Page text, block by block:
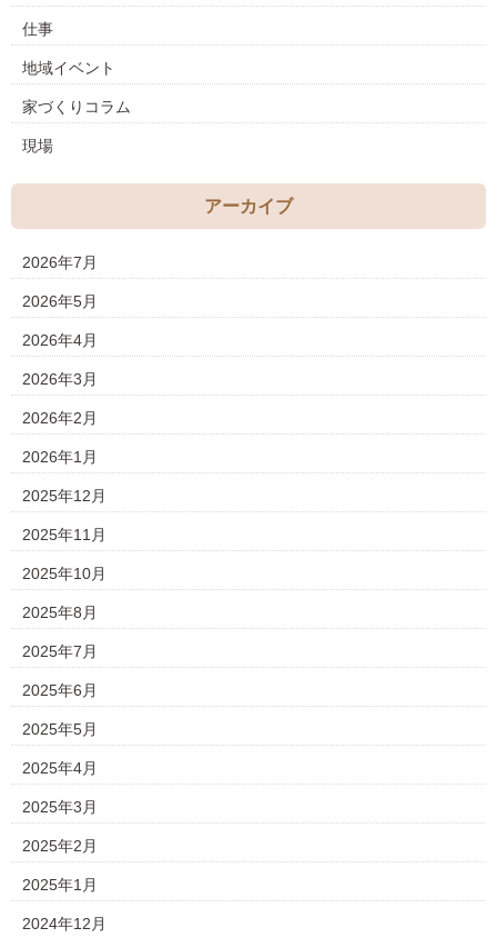
仕事
地域イベント
家づくりコラム
現場
アーカイブ
2026年7月
2026年5月
2026年4月
2026年3月
2026年2月
2026年1月
2025年12月
2025年11月
2025年10月
2025年8月
2025年7月
2025年6月
2025年5月
2025年4月
2025年3月
2025年2月
2025年1月
2024年12月